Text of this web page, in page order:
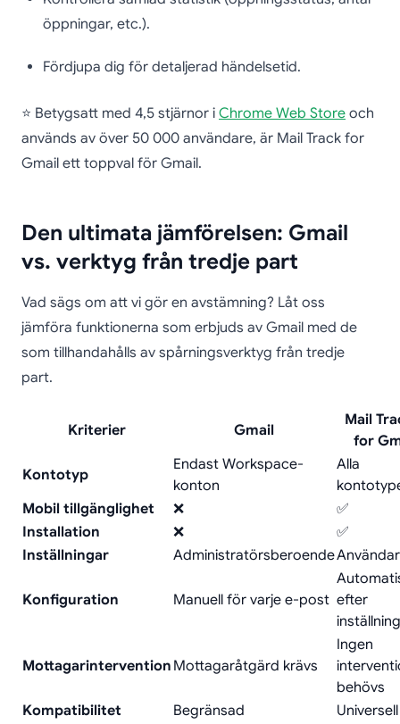
öppningar, etc.).
Fördjupa dig för detaljerad händelsetid.
⭐ Betygsatt med 4,5 stjärnor i Chrome Web Store och
används av över 50 000 användare, är Mail Track for
Gmail ett toppval för Gmail.
Den ultimata jämförelsen: Gmail
vs. verktyg från tredje part
Vad sägs om att vi gör en avstämning? Låt oss
jämföra funktionerna som erbjuds av Gmail med de
som tillhandahålls av spårningsverktyg från tredje
part.
Kriterier Gmail
Mail
for
Kontotyp
Endast Workspace-
konton
Alla
Mobil tillgänglighet
❌
✅
Installation
❌
✅
Inställningar
Administratörsberoende
Konfiguration Manuell för varje e-post efter
inställning
Mottagarintervention Mottagaråtgärd krävs
Ingen
behövs
Kompatibilitet
Begränsad
Universell